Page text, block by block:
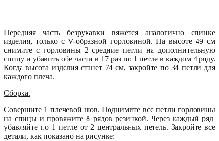
Передняя часть безрукавки вяжется аналогично спинке
изделия, только с V-образной горловиной. На высоте 49 см
снимите с горловины 2 средние петли на дополнительную
спицу и убавить обе части в 17 раз по 1 петле в каждом 4 ряду.
Когда высота изделия станет 74 см, закройте по 34 петли для
каждого плеча.
Сборка.
Совершите 1 плечевой шов. Поднимите все петли горловины
на спицы и провяжите 8 рядов резинкой. Через каждый ряд
убавляйте по 1 петле от 2 центральных петель. Закройте все
детали, как показано на рисунке: